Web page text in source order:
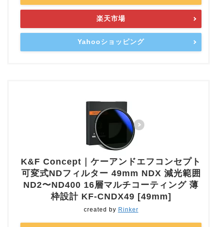
楽天市場
Yahooショッピング
K&F Concept｜ケーアンドエフコンセプト
可変式NDフィルター 49mm NDX 減光範囲
ND2〜ND400 16層マルチコーティング 薄
枠設計 KF-CNDX49 [49mm]
created by Rinker